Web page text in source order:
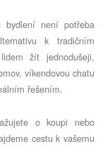
bydlení není potřeba
k tradičním
žít jednodušeji,
víkendovou chatu
řešením.
o koupi nebo
cestu k vašemu